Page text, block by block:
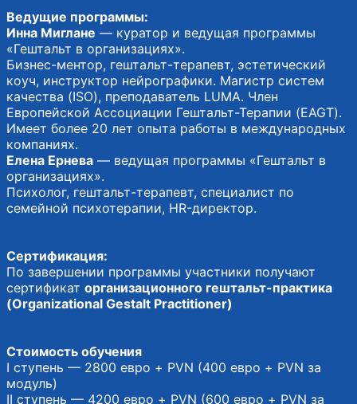
Ведущие программы:
Инна Миглане — куратор и ведущая программы
«Гештальт в организациях».
Бизнес-ментор, гештальт-терапевт, эстетический
коуч, инструктор нейрографики. Магистр систем
качества (ISO), преподаватель LUMA. Член
Европейской Ассоциации Гештальт-Терапии (EAGT).
Имеет более 20 лет опыта работы в международных
компаниях.
Елена Ернева — ведущая программы «Гештальт в
организациях».
Психолог, гештальт-терапевт, специалист по
семейной психотерапии, HR-директор.
Сертификация:
По завершении программы участники получают
сертификат организационного гештальт-практика
(Organizational Gestalt Practitioner)
Стоимость обучения
I ступень — 2800 евро + PVN (400 евро + PVN за
модуль)
II ступень — 4200 евро + PVN (600 евро + PVN за